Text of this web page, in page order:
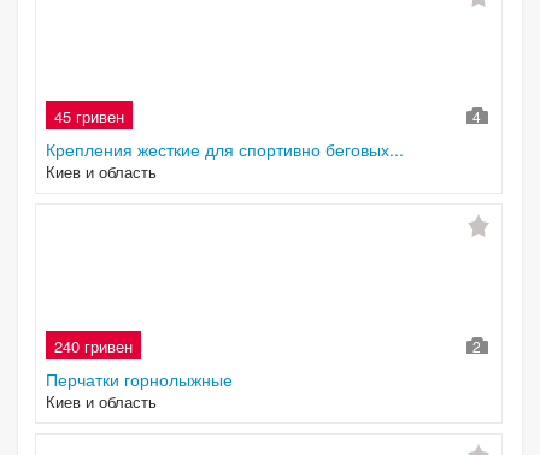
45 гривен 4
Крепления жесткие для спортивно беговых...
Киев и область
240 гривен 2
Перчатки горнолыжные
Киев и область